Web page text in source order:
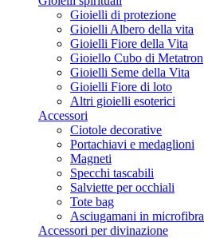
Gioielli di protezione
Gioielli Albero della vita
Gioielli Fiore della Vita
Gioiello Cubo di Metatron
Gioielli Seme della Vita
Gioielli Fiore di loto
Altri gioielli esoterici
Accessori
Ciotole decorative
Portachiavi e medaglioni
Magneti
Specchi tascabili
Salviette per occhiali
Tote bag
Asciugamani in microfibra
Accessori per divinazione